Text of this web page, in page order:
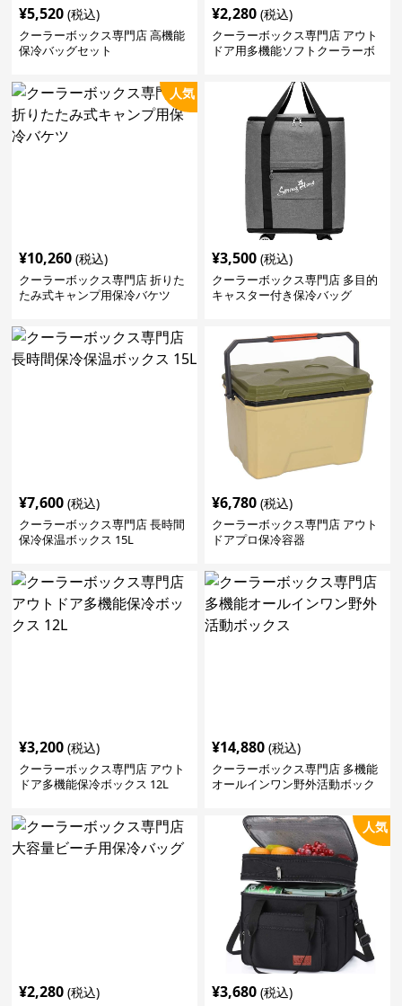
¥5,520 (税込)
クーラーボックス専門店 高機能
保冷バッグセット
¥2,280 (税込)
クーラーボックス専門店 アウト
ドア用多機能ソフトクーラーボ
人気
¥10,260 (税込)
クーラーボックス専門店 折りた
たみ式キャンプ用保冷バケツ
¥3,500 (税込)
クーラーボックス専門店 多目的
キャスター付き保冷バッグ
¥7,600 (税込)
クーラーボックス専門店 長時間
保冷保温ボックス 15L
¥6,780 (税込)
クーラーボックス専門店 アウト
ドアプロ保冷容器
¥3,200 (税込)
クーラーボックス専門店 アウト
ドア多機能保冷ボックス 12L
¥14,880 (税込)
クーラーボックス専門店 多機能
オールインワン野外活動ボック
¥2,280 (税込)
人気
¥3,680 (税込)